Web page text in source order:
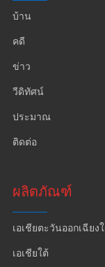
บ้าน
คดี
ข่าว
วีดิทัศน์
ประมาณ
ติดต่อ
ผลิตภัณฑ์
เอเชียตะวันออกเฉียง
เอเชียใต้